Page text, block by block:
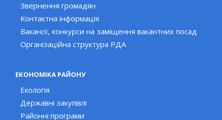
Звернення громадян
Контактна інформація
Вакансії, конкурси на заміщення вакантних посад
Організаційна структура РДА
ЕКОНОМІКА РАЙОНУ
Екологія
Державні закупівлі
Районні програми